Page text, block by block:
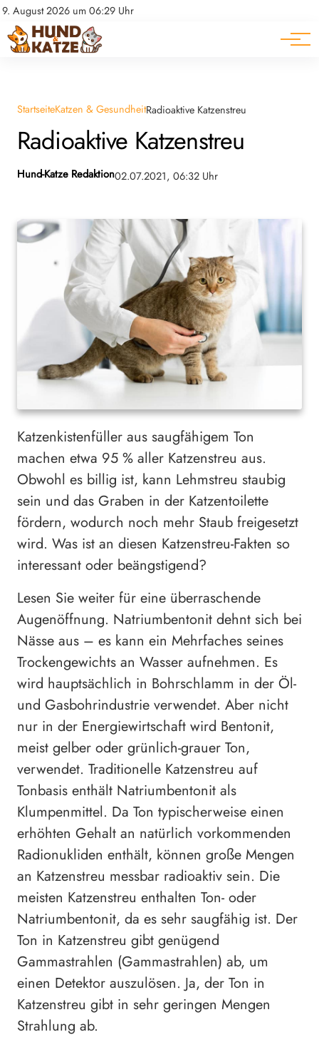
9. August 2026 um 06:29 Uhr
Datenschutz
Impressum
Pferde
Ratgeber
StartseiteKatzen & GesundheitRadioaktive Katzenstreu
Radioaktive Katzenstreu
Hund-Katze Redaktion02.07.2021, 06:32 Uhr
Katzenkistenfüller aus saugfähigem Ton
machen etwa 95 % aller Katzenstreu aus.
Obwohl es billig ist, kann Lehmstreu staubig
sein und das Graben in der Katzentoilette
fördern, wodurch noch mehr Staub freigesetzt
wird. Was ist an diesen Katzenstreu-Fakten so
interessant oder beängstigend?
Lesen Sie weiter für eine überraschende
Augenöffnung. Natriumbentonit dehnt sich bei
Nässe aus – es kann ein Mehrfaches seines
Trockengewichts an Wasser aufnehmen. Es
wird hauptsächlich in Bohrschlamm in der Öl-
und Gasbohrindustrie verwendet. Aber nicht
nur in der Energiewirtschaft wird Bentonit,
meist gelber oder grünlich-grauer Ton,
verwendet. Traditionelle Katzenstreu auf
Tonbasis enthält Natriumbentonit als
Klumpenmittel. Da Ton typischerweise einen
erhöhten Gehalt an natürlich vorkommenden
Radionukliden enthält, können große Mengen
an Katzenstreu messbar radioaktiv sein. Die
meisten Katzenstreu enthalten Ton- oder
Natriumbentonit, da es sehr saugfähig ist. Der
Ton in Katzenstreu gibt genügend
Gammastrahlen (Gammastrahlen) ab, um
einen Detektor auszulösen. Ja, der Ton in
Katzenstreu gibt in sehr geringen Mengen
Strahlung ab.